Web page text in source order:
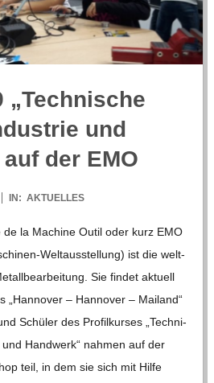
„Tech­ni­sche
und
der EMO
IN: AKTUELLES
de la Machine Outil oder kurz EMO
Wel­t­aus­s­tel­­lung) ist die welt­
Sie fin­det aktu­ell
„Han­no­ver – Han­no­ver – Mai­land“
Schü­ler des Pro­fil­kur­ses „Tech­ni­
Hand­werk“ nah­men auf der
teil, in dem sie sich mit Hilfe